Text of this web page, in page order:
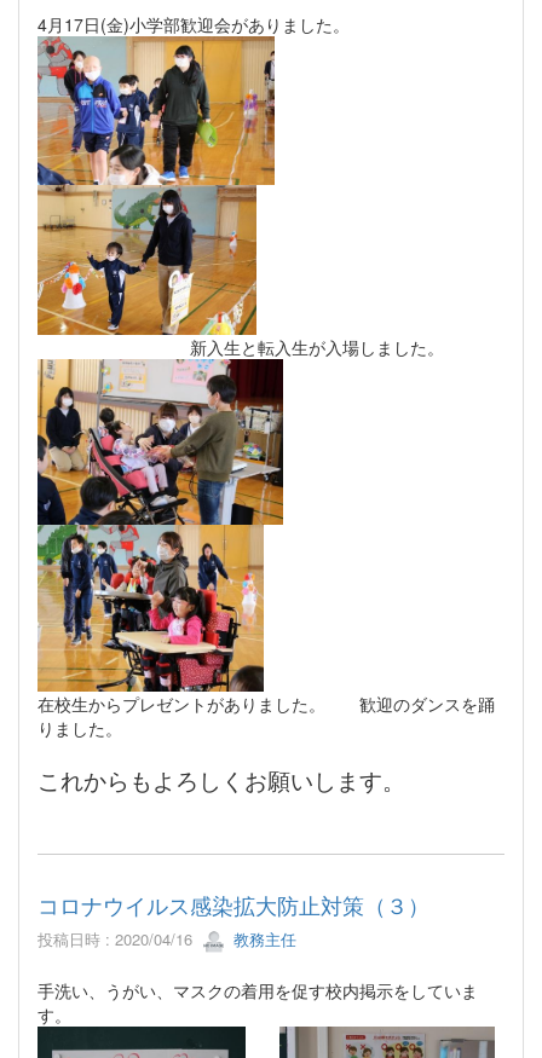
4月17日(金)小学部歓迎会がありました。
新入生と転入生が入場しました。
在校生からプレゼントがありました。 歓迎のダンスを踊
りました。
これからもよろしくお願いします。
コロナウイルス感染拡大防止対策（３）
投稿日時 : 2020/04/16 教務主任
手洗い、うがい、マスクの着用を促す校内掲示をしていま
す。